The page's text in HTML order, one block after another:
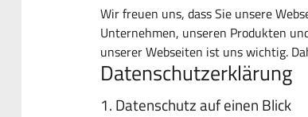
Wir freuen uns, dass Sie unsere
Unternehmen, unseren Produkten
unserer Webseiten ist uns wichtig.
Datenschutzerklärung
1. Datenschutz auf einen Blick